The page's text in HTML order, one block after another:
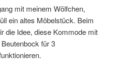
mit meinem Wölfchen,
ein altes Möbelstück. Beim
die Idee, diese Kommode mit
für 3